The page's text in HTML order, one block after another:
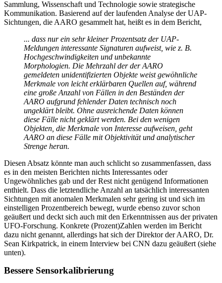
Sammlung, Wissenschaft und Technologie sowie strategische
Kommunikation. Basierend auf der laufenden Analyse der UAP-
Sichtungen, die AARO gesammelt hat, heißt es in dem Bericht,
... dass nur ein sehr kleiner Prozentsatz der UAP-
Meldungen interessante Signaturen aufweist, wie z. B.
Hochgeschwindigkeiten und unbekannte
Morphologien. Die Mehrzahl der der AARO
gemeldeten unidentifizierten Objekte weist gewöhnliche
Merkmale von leicht erklärbaren Quellen auf, während
eine große Anzahl von Fällen in den Beständen der
AARO aufgrund fehlender Daten technisch noch
ungeklärt bleibt. Ohne ausreichende Daten können
diese Fälle nicht geklärt werden. Bei den wenigen
Objekten, die Merkmale von Interesse aufweisen, geht
AARO an diese Fälle mit Objektivität und analytischer
Strenge heran.
Diesen Absatz könnte man auch schlicht so zusammenfassen, dass
es in den meisten Berichten nichts Interessantes oder
Ungewöhnliches gab und der Rest nicht genügend Informationen
enthielt. Dass die letztendliche Anzahl an tatsächlich interessanten
Sichtungen mit anomalen Merkmalen sehr gering ist und sich im
einstelligen Prozentbereich bewegt, wurde ebenso zuvor schon
geäußert und deckt sich auch mit den Erkenntnissen aus der privaten
UFO-Forschung. Konkrete (Prozent)Zahlen werden im Bericht
dazu nicht genannt, allerdings hat sich der Direktor der AARO, Dr.
Sean Kirkpatrick, in einem Interview bei CNN dazu geäußert (siehe
unten).
Bessere Sensorkalibrierung